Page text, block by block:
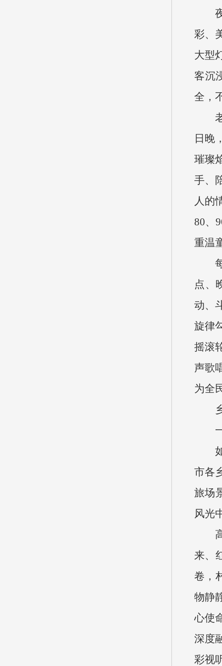
彩、
大型
客沉
全，
日晚
璀璨
手、
人的
80、
重温
点、
动、
旋律
摇滚
声歌
为全
市各
旅场
风光
来、
卷，
物静
心使
深度
彩视